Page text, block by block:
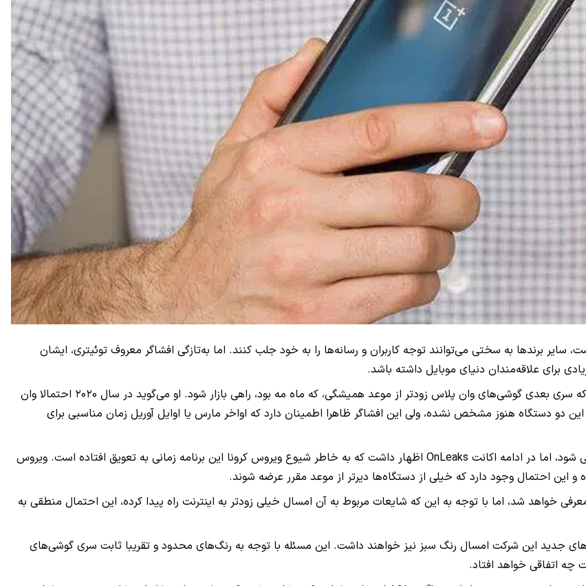
همه جا صحبت از سری گلکسی اس ۲۰ سامسونگ است، سایر برندها به سختی می‌توانند توجه کاربران و رسانه‌ها را به خود جلب کنند. اما به‌تازگی افشاگر معروف توئیتری، ایشان
برای علاقه‌مندان دنیای موبایل داشته باشد.
ایشان آگاروال در توئیت اخیر خود می‌گوید امسال این احتمال وجود دارد که سری بعدی گوشی‌های وان پلاس زودتر از موعد همیشگی، که ماه مه بود، راهی بازار شود. او می‌گوید در سال ۲۰۲۰ احتمالا وان
از این دو دستگاه هنوز مشخص نشده، ولی این افشاگر ظاهرا اطمینان دارد که اواخر مارس یا اوایل آوریل زمان مناسبی برای
پیش‌تر گفته شده بود که سری وان پلاس ۸ ممکن است در ماه فوریه معرفی شود، اما در ادامه اکانت OnLeaks اظهار داشت که به خاطر شیوع ویروس کرونا این برنامه زمانی به تعویق افتاده است. ویروس
این احتمال وجود دارد که خیلی از دستگاه‌ها دیرتر از موعد مقرر عرضه شوند.
که سری وان پلاس ۸ بالاخره چه زمانی معرفی خواهد شد، اما با توجه به این که شایعات مربوط به آن امسال خیلی زودتر به اینترنت راه پیدا کرده، این احتمال منطقی به
جدید این شرکت امسال رنگ سبز نیز خواهند داشت. این مسئله با توجه به رنگ‌های محدود و تقریبا ثابت سری گوشی‌های
چه اتفاقی خواهد افتاد.